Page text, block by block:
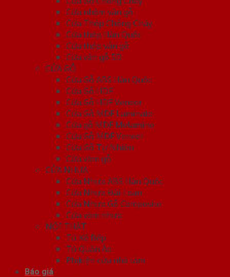
Cửa nhôm vân gỗ
Cửa Thép Chống Cháy
Cửa thép Hàn Quốc
Cửa thép vân gỗ
Cửa vân gỗ 5D
CỬA GỖ
Cửa Gỗ ABS Hàn Quốc
Cửa Gỗ HDF
Cửa Gỗ HDF Veneer
Cửa Gỗ MDF Laminate
Cửa gỗ MDF Melamine
Cửa Gỗ MDF Veneer
Cửa Gỗ Tự Nhiên
Cửa vòm gỗ
CỬA NHỰA
Cửa Nhựa ABS Hàn Quốc
Cửa Nhựa Đài Loan
Cửa Nhựa Gỗ Composite
Cửa vòm nhựa
NỘI THẤT
Tủ Kệ Bếp
Tủ Quần Áo
Phụ kiện cửa nhà tắm
Báo giá